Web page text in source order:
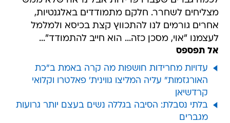
מצליחים לשחרר. חלקם מתמודדים באלגנטיות,
אחרים גורמים לנו להתכווץ קצת בכיסא ולמלמל
לעצמנו "אוי, מסכן כזה... הוא חייב להתמודד"...
אל תפספס
עדויות מחרידות חושפות מה קרה באמת ב"כת
האורגזמות" עליה המליצו גווינית' פאלטרו וקלואי
קרדשיאן
בלתי נסבלת: הסיבה בגללה נשים בעצם יותר גרועות
מגברים